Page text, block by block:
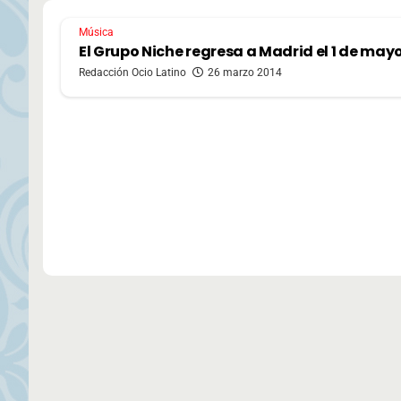
Música
El Grupo Niche regresa a Madrid el 1 de
Redacción Ocio Latino 26 marzo 2014